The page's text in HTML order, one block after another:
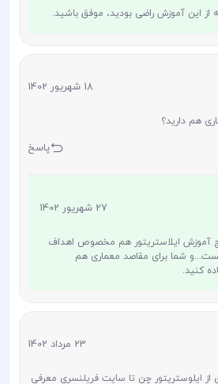
این آموزش راضی بودید، موفق باشید.
18 شهریور 1402
هم دارید؟
پاسخ
27 شهریور 1402
آموزش ایلاستریتور هم مخصوص اهداف
شما برای مقاصد معماری هم
کنید.
23 مرداد 1402
از ایلوستریتور چن تا سایت فریلنسری معرفی